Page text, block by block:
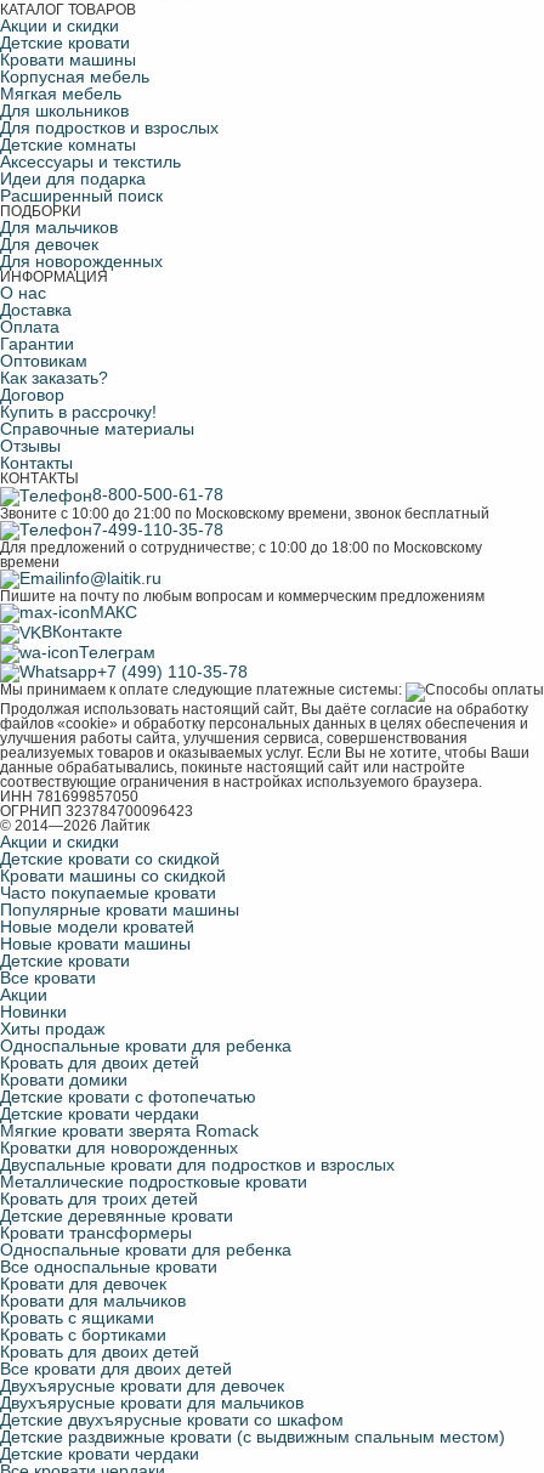
КАТАЛОГ ТОВАРОВ
Акции и скидки
Детские кровати
Кровати машины
Корпусная мебель
Мягкая мебель
Для школьников
Для подростков и взрослых
Детские комнаты
Аксессуары и текстиль
Идеи для подарка
Расширенный поиск
ПОДБОРКИ
Для мальчиков
Для девочек
Для новорожденных
ИНФОРМАЦИЯ
О нас
Доставка
Оплата
Гарантии
Оптовикам
Как заказать?
Договор
Купить в рассрочку!
Справочные материалы
Отзывы
Контакты
КОНТАКТЫ
8-800-500-61-78
Звоните с 10:00 до 21:00 по Московскому времени, звонок бесплатный
7-499-110-35-78
Для предложений о сотрудничестве; с 10:00 до 18:00 по Московскому
времени
info@laitik.ru
Пишите на почту по любым вопросам и коммерческим предложениям
МАКС
ВКонтакте
Телеграм
+7 (499) 110-35-78
Мы принимаем к оплате следующие платежные системы:
Продолжая использовать настоящий сайт, Вы даёте согласие на обработку
файлов «cookie» и обработку персональных данных в целях обеспечения и
улучшения работы сайта, улучшения сервиса, совершенствования
реализуемых товаров и оказываемых услуг. Если Вы не хотите, чтобы Ваши
данные обрабатывались, покиньте настоящий сайт или настройте
соотвествующие ограничения в настройках используемого браузера.
ИНН 781699857050
ОГРНИП 323784700096423
© 2014—2026 Лайтик
Акции и скидки
Детские кровати со скидкой
Кровати машины со скидкой
Часто покупаемые кровати
Популярные кровати машины
Новые модели кроватей
Новые кровати машины
Детские кровати
Все кровати
Акции
Новинки
Хиты продаж
Односпальные кровати для ребенка
Кровать для двоих детей
Кровати домики
Детские кровати с фотопечатью
Детские кровати чердаки
Мягкие кровати зверята Romack
Кроватки для новорожденных
Двуспальные кровати для подростков и взрослых
Металлические подростковые кровати
Кровать для троих детей
Детские деревянные кровати
Кровати трансформеры
Односпальные кровати для ребенка
Все односпальные кровати
Кровати для девочек
Кровати для мальчиков
Кровать с ящиками
Кровать с бортиками
Кровать для двоих детей
Все кровати для двоих детей
Двухъярусные кровати для девочек
Двухъярусные кровати для мальчиков
Детские двухъярусные кровати со шкафом
Детские раздвижные кровати (с выдвижным спальным местом)
Детские кровати чердаки